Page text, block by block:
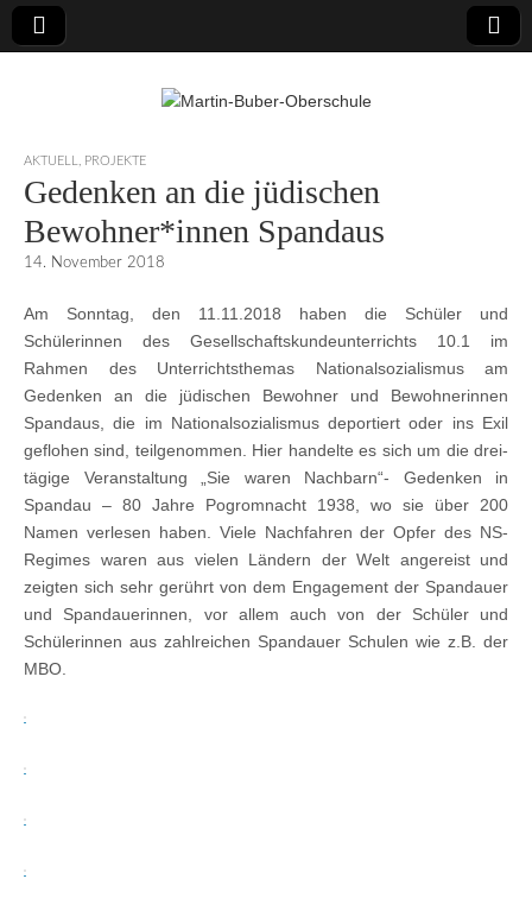
Martin-Buber-
Oberschule
AKTUELL PROJEKTE
Gedenken an die jüdischen
Bewohner*innen Spandaus
14. November 2018
Am Sonntag, den 11.11.2018 haben die Schüler und
Schülerinnen des Gesellschaftskundeunterrichts 10.1 im
Rahmen des Unterrichtsthemas Nationalsozialismus am
Gedenken an die jüdischen Bewohner und Bewohnerinnen
Spandaus, die im Nationalsozialismus deportiert oder ins Exil
geflohen sind, teilgenommen. Hier handelte es sich um die drei-
tägige Veranstaltung „Sie waren Nachbarn“- Gedenken in
Spandau – 80 Jahre Pogromnacht 1938, wo sie über 200
Namen verlesen haben. Viele Nachfahren der Opfer des NS-
Regimes waren aus vielen Ländern der Welt angereist und
zeigten sich sehr gerührt von dem Engagement der Spandauer
und Spandauerinnen, vor allem auch von der Schüler und
Schülerinnen aus zahlreichen Spandauer Schulen wie z.B. der
MBO.